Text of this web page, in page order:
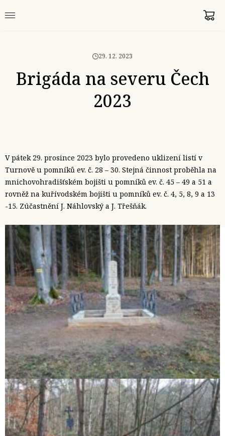
29. 12. 2023
Brigáda na severu Čech
2023
V pátek 29. prosince 2023 bylo provedeno uklizení listí v
Turnově u pomníků ev. č. 28 – 30. Stejná činnost proběhla na
mnichovohradišťském bojišti u pomníků ev. č. 45 – 49 a 51 a
rovněž na kuřívodském bojišti u pomníků ev. č. 4, 5, 8, 9 a 13
-15. Zúčastnění J. Náhlovský a J. Třešňák.